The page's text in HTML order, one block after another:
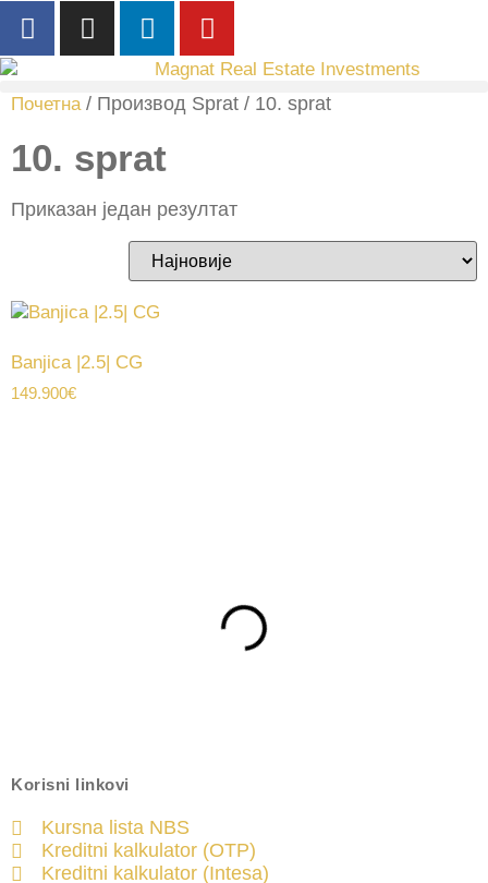
Почетна/ Производ Sprat / 10. sprat
10. sprat
Приказан један резултат
Banjica |2.5| CG
149.900€
Korisni linkovi
Kursna lista NBS
Kreditni kalkulator (OTP)
Kreditni kalkulator (Intesa)